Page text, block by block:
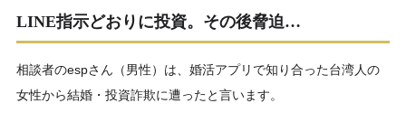
LINE指示どおりに投資。その後脅迫…
相談者のespさん（男性）は、婚活アプリで知り合った台湾人の
女性から結婚・投資詐欺に遭ったと言います。